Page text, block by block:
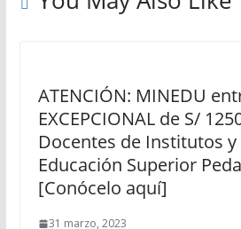
ATENCIÓN: MINEDU
EXCEPCIONAL de S/
Docentes de Institutos y
Educación Superior
[Conócelo aquí]
31 marzo, 2023